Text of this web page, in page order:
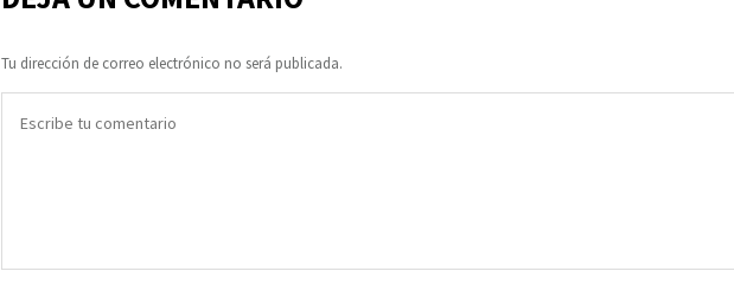
Tu dirección de correo electrónico no será publicada.